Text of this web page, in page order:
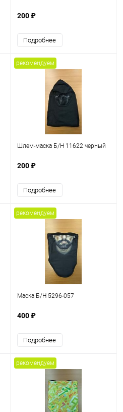
200 ₽
Подробнее
рекомендуем
Шлем-маска Б/Н 11622 черный
200 ₽
Подробнее
рекомендуем
Маска Б/Н 5296-057
400 ₽
Подробнее
рекомендуем